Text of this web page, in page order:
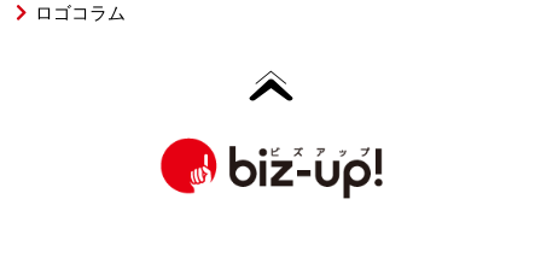
ロゴコラム